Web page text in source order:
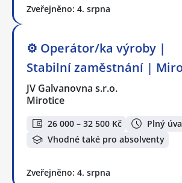
Zveřejněno: 4. srpna
⚙️ Operátor/ka výroby |
Stabilní zaměstnání |
JV Galvanovna s.r.o.
Mirotice
26 000 – 32 500 Kč
Plný
Vhodné také pro absolventy
Zveřejněno: 4. srpna